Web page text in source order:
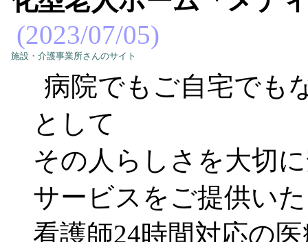
2023/07/05
施設・介護事業所さんのサイト
病院でもご自宅でも
として
その人らしさを大切
サービスをご提供い
看護師24時間対応の